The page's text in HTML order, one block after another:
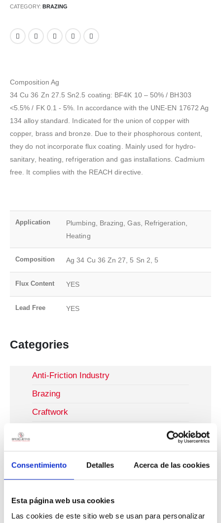
Consentimiento Detalles Acerca de las cookies
Esta página web usa cookies
Las cookies de este sitio web se usan para personalizar
CATEGORY: BRAZING
Composition Ag
34 Cu 36 Zn 27.5 Sn2.5 coating: BF4K 10 – 50% / BH303
<5.5% / FK 0.1 - 5%. In accordance with the UNE-EN 17672 Ag
134 alloy standard. Indicated for the union of copper with
copper, brass and bronze. Due to their phosphorous content,
they do not incorporate flux coating. Mainly used for hydro-
sanitary, heating, refrigeration and gas installations. Cadmium
free. It complies with the REACH directive.
Application
Plumbing, Brazing, Gas, Refrigeration,
Heating
Composition Ag 34 Cu 36 Zn 27, 5 Sn 2, 5
Flux Content YES
Lead Free YES
Categories
Anti-Friction Industry
Brazing
Craftwork
Jet Dispensing
Reflow Soldering